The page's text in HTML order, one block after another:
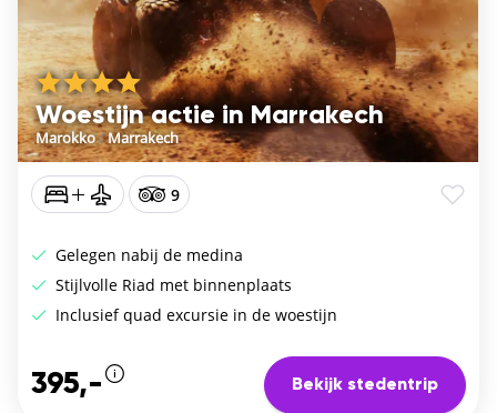
Woestijn actie in Marrakech
Marokko/Marrakech
9
Gelegen nabij de medina
Stijlvolle Riad met binnenplaats
Inclusief quad excursie in de woestijn
395,- Bekijk stedentrip